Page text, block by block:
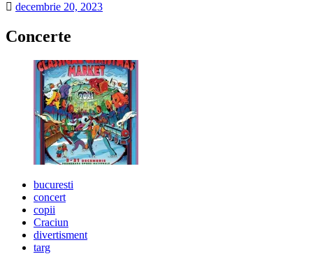
decembrie 20, 2023
Concerte
bucuresti
concert
copii
Craciun
divertisment
targ